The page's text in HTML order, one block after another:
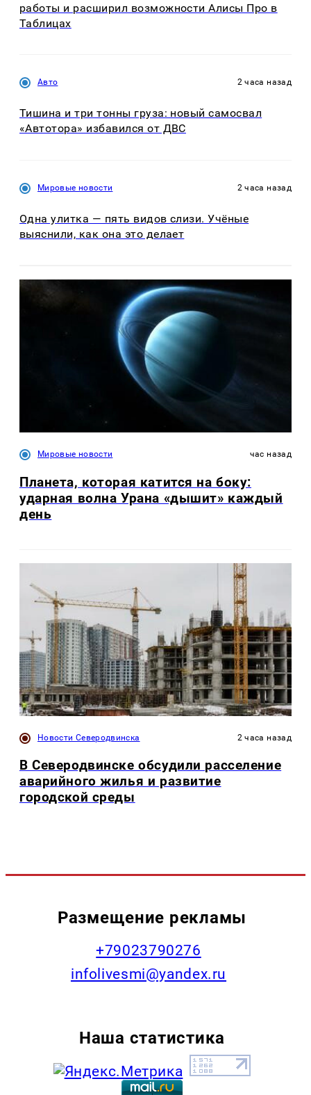
работы и расширил возможности Алисы Про в
Таблицах
Авто 2 часа назад
Тишина и три тонны груза: новый самосвал
«Автотора» избавился от ДВС
Мировые новости 2 часа назад
Одна улитка — пять видов слизи. Учёные
выяснили, как она это делает
Мировые новости час назад
Планета, которая катится на боку:
ударная волна Урана «дышит» каждый
день
Новости Северодвинска 2 часа назад
В Северодвинске обсудили расселение
аварийного жилья и развитие
городской среды
Размещение рекламы
+79023790276
infolivesmi@yandex.ru
Наша статистика